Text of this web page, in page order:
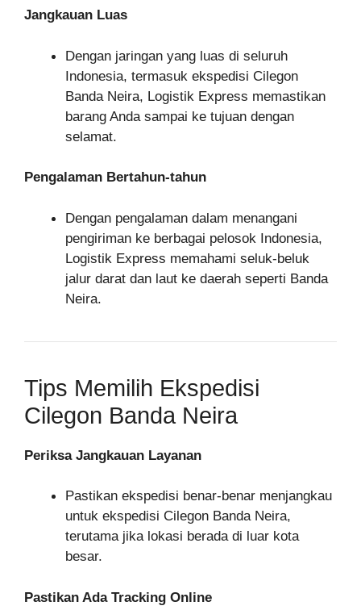
Jangkauan Luas
Dengan jaringan yang luas di seluruh
Indonesia, termasuk ekspedisi Cilegon
Banda Neira, Logistik Express memastikan
barang Anda sampai ke tujuan dengan
selamat.
Pengalaman Bertahun-tahun
Dengan pengalaman dalam menangani
pengiriman ke berbagai pelosok Indonesia,
Logistik Express memahami seluk-beluk
jalur darat dan laut ke daerah seperti Banda
Neira.
Tips Memilih Ekspedisi
Cilegon Banda Neira
Periksa Jangkauan Layanan
Pastikan ekspedisi benar-benar menjangkau
untuk ekspedisi Cilegon Banda Neira,
terutama jika lokasi berada di luar kota
besar.
Pastikan Ada Tracking Online